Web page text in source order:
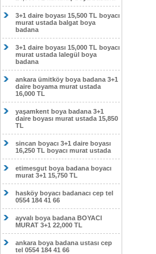
3+1 daire boyası 15,500 TL boyacı
murat ustada balgat boya
badana
3+1 daire boyası 15,000 TL boyacı
murat ustada lalegül boya
badana
ankara ümitköy boya badana 3+1
daire boyama murat ustada
16,000 TL
yaşamkent boya badana 3+1
daire boyası murat ustada 15,850
TL
sincan boyacı 3+1 daire boyası
16,250 TL boyacı murat ustada
etimesgut boya badana boyacı
murat 3+1 15,750 TL
hasköy boyacı badanacı cep tel
0554 184 41 66
ayvalı boya badana BOYACI
MURAT 3+1 22,000 TL
ankara boya badana ustası cep
tel 0554 184 41 66